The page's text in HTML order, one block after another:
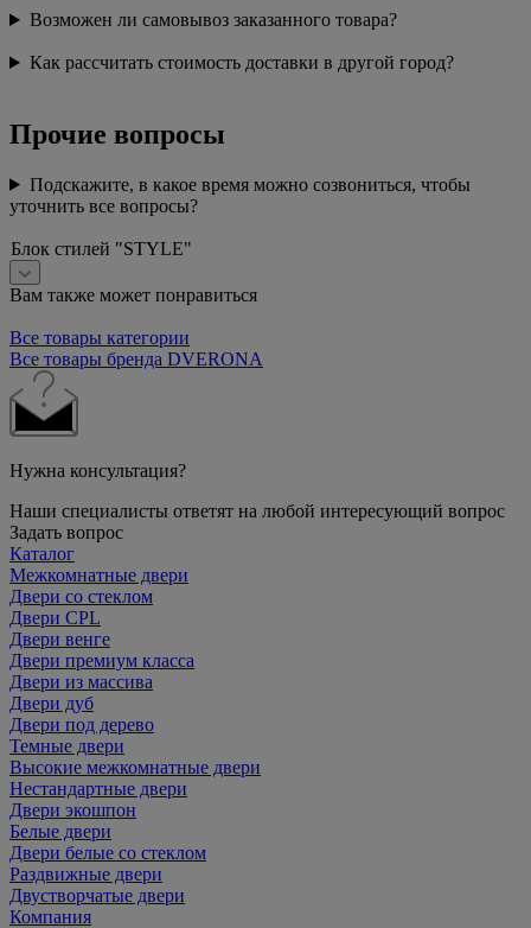
Возможен ли самовывоз заказанного товара?
Как рассчитать стоимость доставки в другой город?
Прочие вопросы
Подскажите, в какое время можно созвониться, чтобы
уточнить все вопросы?
Блок стилей "STYLE"
Вам также может понравиться
Все товары категории
Все товары бренда DVERONA
Нужна консультация?
Наши специалисты ответят на любой интересующий вопрос
Задать вопрос
Каталог
Межкомнатные двери
Двери со стеклом
Двери CPL
Двери венге
Двери премиум класса
Двери из массива
Двери дуб
Двери под дерево
Темные двери
Высокие межкомнатные двери
Нестандартные двери
Двери экошпон
Белые двери
Двери белые со стеклом
Раздвижные двери
Двустворчатые двери
Компания